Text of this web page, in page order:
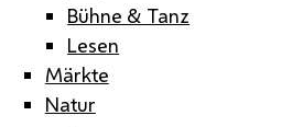
Bühne & Tanz
Lesen
Märkte
Natur